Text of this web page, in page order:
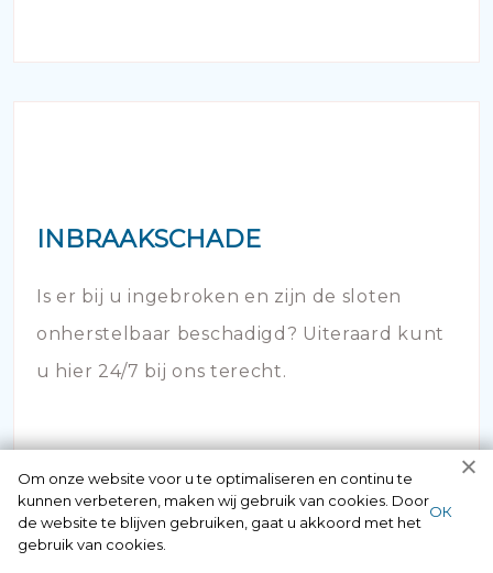
INBRAAKSCHADE
Is er bij u ingebroken en zijn de sloten
onherstelbaar beschadigd? Uiteraard kunt
u hier 24/7 bij ons terecht.
Om onze website voor u te optimaliseren en continu te
kunnen verbeteren, maken wij gebruik van cookies. Door
de website te blijven gebruiken, gaat u akkoord met het
gebruik van cookies.
ОК